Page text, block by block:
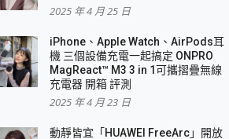
2025 年 4 月 25 日
iPhone、Apple Watch、AirPods耳
機 三個設備充電一起搞定 ONPRO
MagReact™ M3 3 in 1可攜摺疊無線
充電器 開箱 評測
2025 年 4 月 23 日
動靜皆宜「HUAWEI FreeArc」開放